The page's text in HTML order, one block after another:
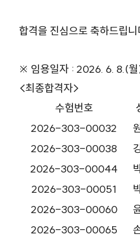
합격을 진심으로 축하드립니
※ 임용일자 : 2026. 6. 8.(
<최종합격자>
수험번호
2026-303-00032
2026-303-00038
2026-303-00044
2026-303-00051
2026-303-00060
2026-303-00065